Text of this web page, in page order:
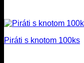
Piráti s knotom 100ks